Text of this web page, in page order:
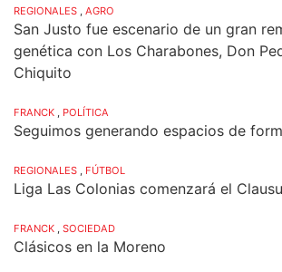
REGIONALES , AGRO
San Justo fue escenario de un gran
genética con Los Charabones, Don
Chiquito
FRANCK , POLÍTICA
Seguimos generando espacios de
REGIONALES , FÚTBOL
Liga Las Colonias comenzará el
FRANCK , SOCIEDAD
Clásicos en la Moreno